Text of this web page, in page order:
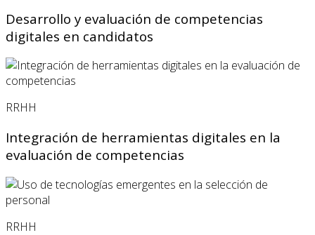
Desarrollo y evaluación de competencias
digitales en candidatos
RRHH
Integración de herramientas digitales en la
evaluación de competencias
RRHH